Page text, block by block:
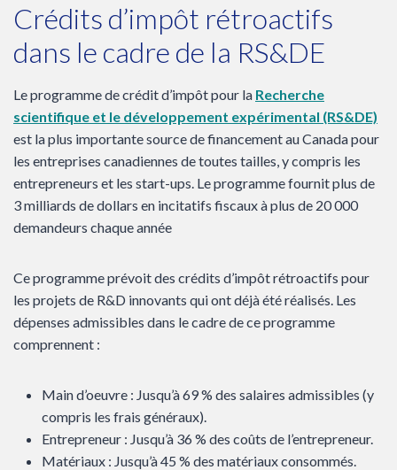
Crédits d’impôt rétroactifs
dans le cadre de la RS&DE
Le programme de crédit d’impôt pour la Recherche
scientifique et le développement expérimental (RS&DE)
est la plus importante source de financement au Canada pour
les entreprises canadiennes de toutes tailles, y compris les
entrepreneurs et les start-ups. Le programme fournit plus de
3 milliards de dollars en incitatifs fiscaux à plus de 20 000
demandeurs chaque année
Ce programme prévoit des crédits d’impôt rétroactifs pour
les projets de R&D innovants qui ont déjà été réalisés. Les
dépenses admissibles dans le cadre de ce programme
comprennent :
Main d’oeuvre : Jusqu’à 69 % des salaires admissibles (y
compris les frais généraux).
Entrepreneur : Jusqu’à 36 % des coûts de l’entrepreneur.
Matériaux : Jusqu’à 45 % des matériaux consommés.